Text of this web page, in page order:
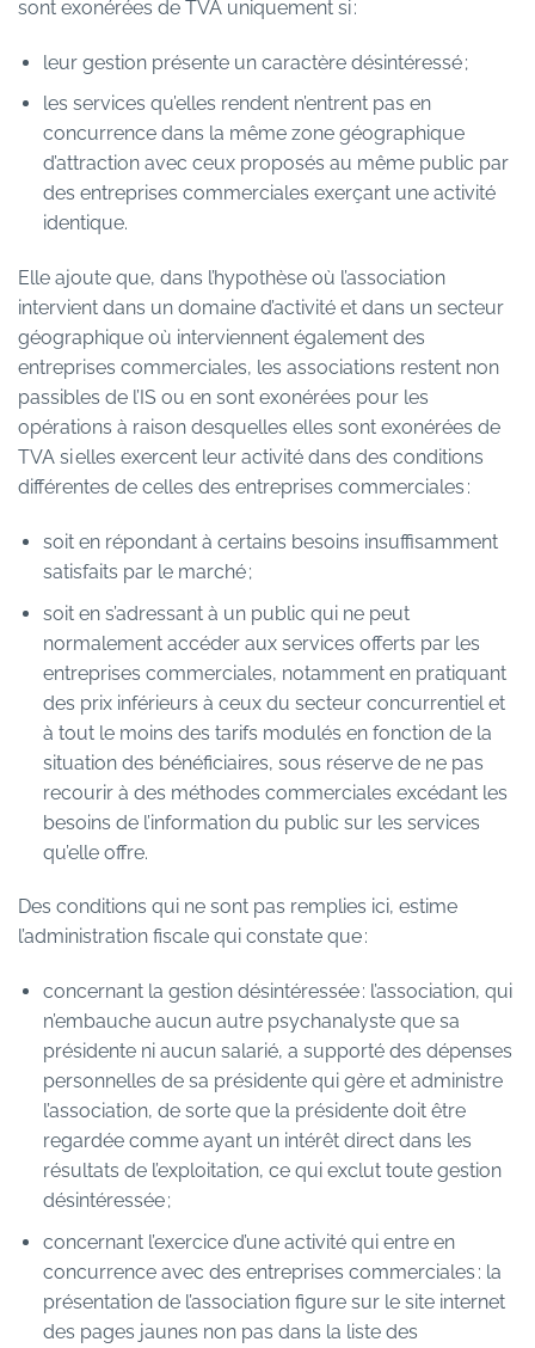
sont exonérées de TVA uniquement si :
leur gestion présente un caractère désintéressé ;
les services qu’elles rendent n’entrent pas en
concurrence dans la même zone géographique
d’attraction avec ceux proposés au même public par
des entreprises commerciales exerçant une activité
identique.
Elle ajoute que, dans l’hypothèse où l’association
intervient dans un domaine d’activité et dans un secteur
géographique où interviennent également des
entreprises commerciales, les associations restent non
passibles de l’IS ou en sont exonérées pour les
opérations à raison desquelles elles sont exonérées de
TVA si elles exercent leur activité dans des conditions
différentes de celles des entreprises commerciales :
soit en répondant à certains besoins insuffisamment
satisfaits par le marché ;
soit en s’adressant à un public qui ne peut
normalement accéder aux services offerts par les
entreprises commerciales, notamment en pratiquant
des prix inférieurs à ceux du secteur concurrentiel et
à tout le moins des tarifs modulés en fonction de la
situation des bénéficiaires, sous réserve de ne pas
recourir à des méthodes commerciales excédant les
besoins de l’information du public sur les services
qu’elle offre.
Des conditions qui ne sont pas remplies ici, estime
l’administration fiscale qui constate que :
concernant la gestion désintéressée : l’association, qui
n’embauche aucun autre psychanalyste que sa
présidente ni aucun salarié, a supporté des dépenses
personnelles de sa présidente qui gère et administre
l’association, de sorte que la présidente doit être
regardée comme ayant un intérêt direct dans les
résultats de l’exploitation, ce qui exclut toute gestion
désintéressée ;
concernant l’exercice d’une activité qui entre en
concurrence avec des entreprises commerciales : la
présentation de l’association figure sur le site internet
des pages jaunes non pas dans la liste des